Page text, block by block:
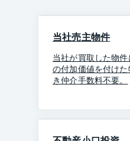
当社売主物件
当社が買取した物
の付加価値を付け
き仲介手数料不要。